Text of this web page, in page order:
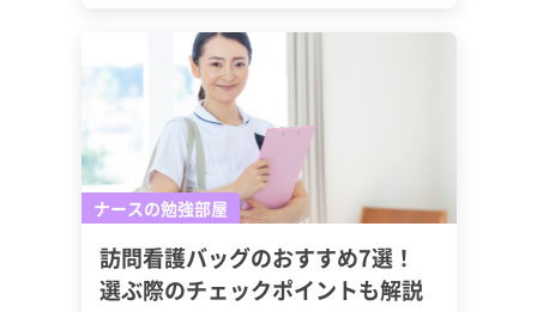
ナースの勉強部屋
訪問看護バッグのおすすめ7選！
選ぶ際のチェックポイントも解説